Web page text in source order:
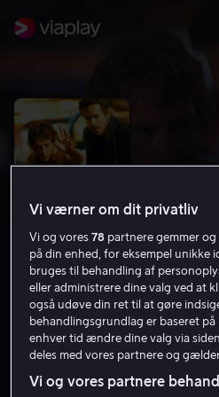
Mississippi Grind
6.4 Drama 2015 1 t.
Vi værner om dit privatliv
Vi og vores78 partnere gemmer
på din enhed, for eksempel unikke
bruges til behandling af
eller administrere dine valg ved at
også udøve din ret til at gøre
behandlingsgrundlag er baseret på
enhver tid ændre dine valg via
deles med vores partnere og
Vi og vores partnere